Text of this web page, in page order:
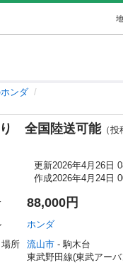
ンダ
全国陸送可能（投
更新2026年4月26日
作成2026年4月24日
88,000円
ホンダ
所
流山市 - 駒木台
東武野田線(東武アーバ